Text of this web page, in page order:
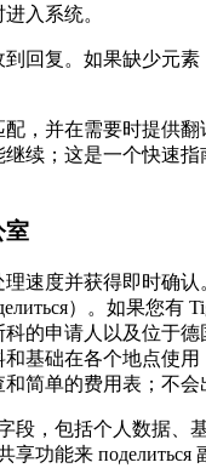
入系统。
回复。如果缺少元
，并在需要时提供
续；这是一个快速
室
速度并获得即时确
）。如果您有
的申请人以及位于
基础在各个地点使
简单的费用表；不会
，包括个人数据、
功能来 поделиться